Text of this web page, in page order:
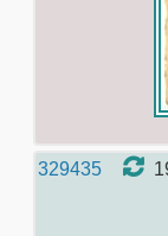
329435